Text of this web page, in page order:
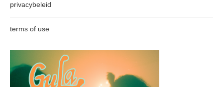
privacybeleid
terms of use